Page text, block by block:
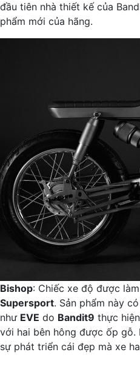
đầu tiên nhà thiết kế của
phẩm mới của hãng.
Bishop: Chiếc xe độ được
Supersport. Sản phẩm này
như EVE do Bandit9 thực
với hai bên hông được ốp
sự phát triển cái đẹp mà xe